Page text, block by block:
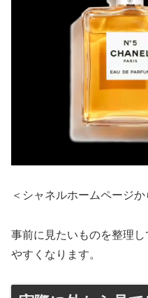
＜シャネルホームページか
事前に見たいものを整理
やすくなります。